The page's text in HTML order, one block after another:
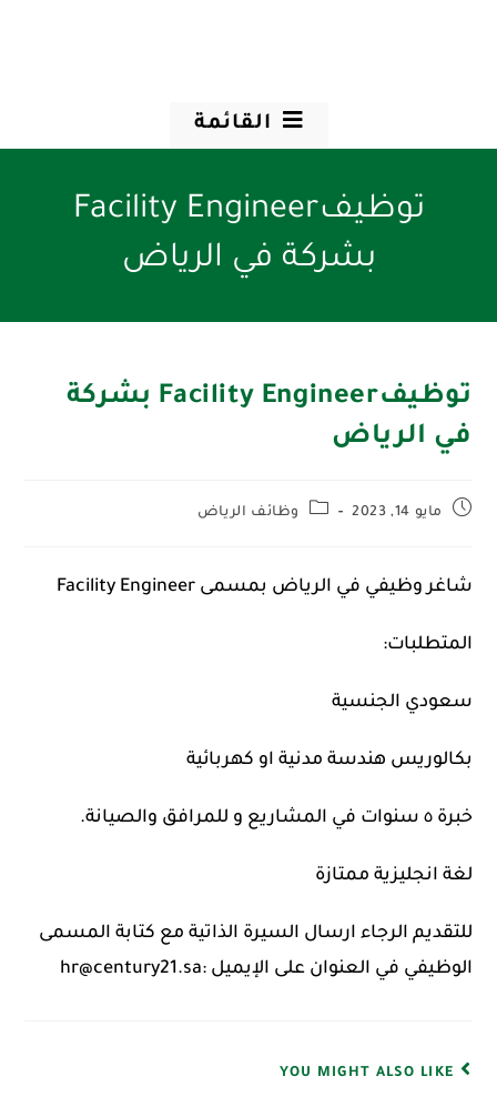
القائمة
توظيفFacility Engineer
بشركة في الرياض
توظيفFacility Engineer بشركة
في الرياض
مايو 14, 2023 وظائف الرياض
شاغر وظيفي في الرياض بمسمى Facility Engineer
المتطلبات:
سعودي الجنسية
بكالوريس هندسة مدنية او كهربائية
خبرة ٥ سنوات في المشاريع و للمرافق والصيانة.
لغة انجليزية ممتازة
للتقديم الرجاء ارسال السيرة الذاتية مع كتابة المسمى
الوظيفي في العنوان على الإيميل :hr@century21.sa
YOU MIGHT ALSO LIKE